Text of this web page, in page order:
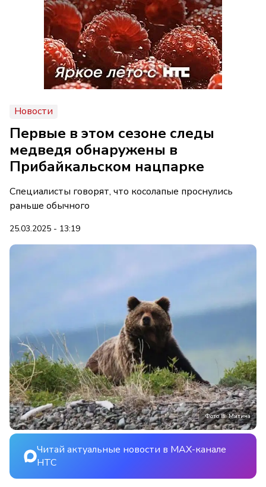
Новости
Первые в этом сезоне следы
медведя обнаружены в
Прибайкальском нацпарке
Специалисты говорят, что косолапые проснулись
раньше обычного
25.03.2025 - 13:19
Фото В. Митина
Читай актуальные новости в MAX-канале
НТС